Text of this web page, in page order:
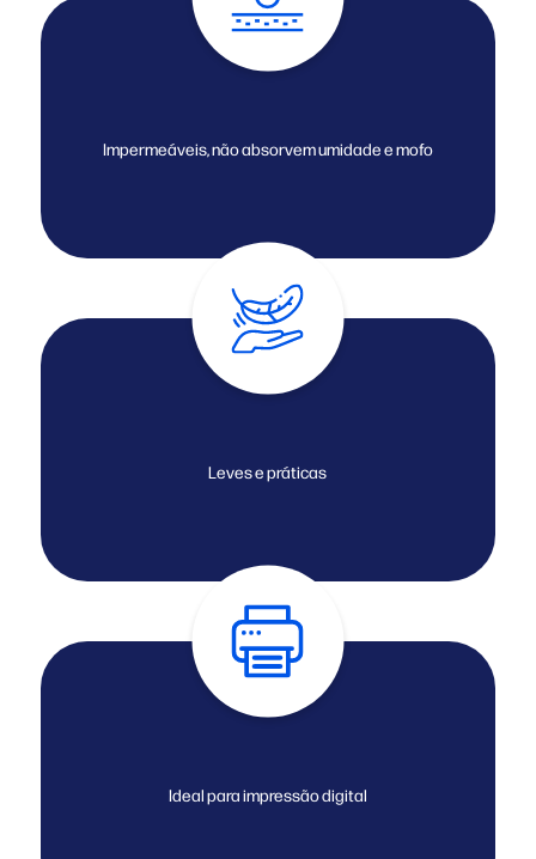
Impermeáveis, não absorvem umidade e mofo
Leves e práticas
Ideal para impressão digital